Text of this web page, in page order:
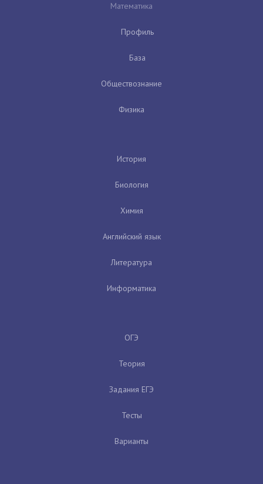
Математика
Профиль
База
Обществознание
Физика
История
Биология
Химия
Английский язык
Литература
Информатика
ОГЭ
Теория
Задания ЕГЭ
Тесты
Варианты